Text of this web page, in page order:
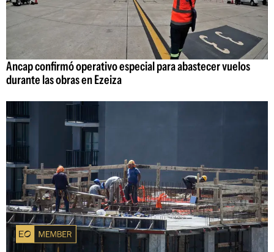
Ancap confirmó operativo especial para abastecer vuelos
durante las obras en Ezeiza